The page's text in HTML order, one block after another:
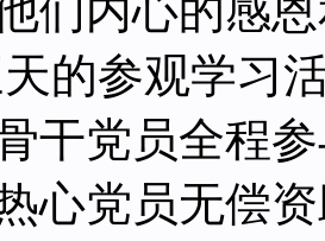
们内心的感
的参观学习
干党员全程
心党员无偿